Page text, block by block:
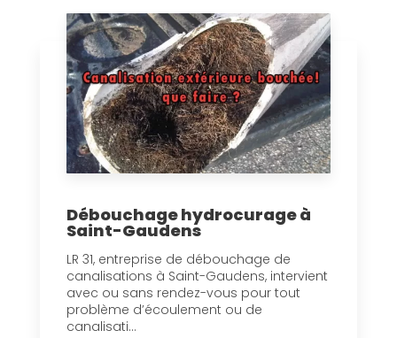
Débouchage hydrocurage à
Saint-Gaudens
LR 31, entreprise de débouchage de
canalisations à Saint-Gaudens, intervient
avec ou sans rendez-vous pour tout
problème d’écoulement ou de
canalisati...